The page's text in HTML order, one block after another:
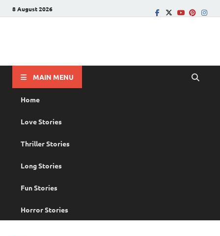
8 August 2026
MAIN MENU
Home
Love Stories
Thriller Stories
Long Stories
Fun Stories
Horror Stories